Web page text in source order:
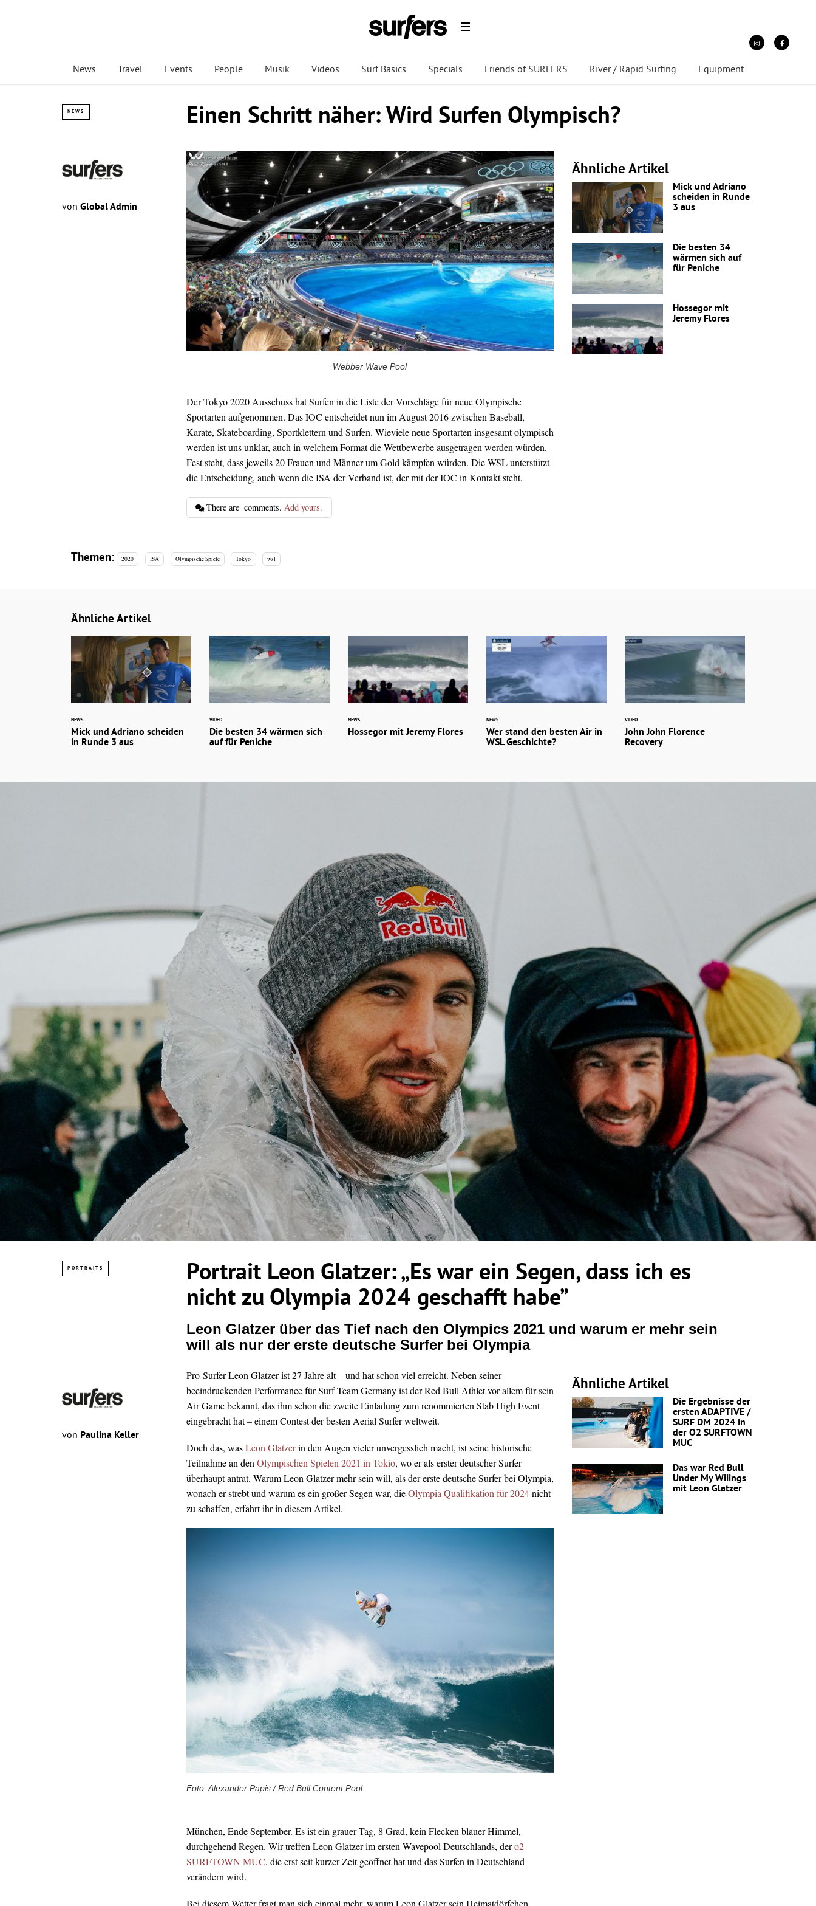
News Travel Events People Musik Videos Surf Basics Specials Friends of SURFERS River / Rapid Surfing Equipment
NEWS Einen Schritt näher: Wird Surfen Olympisch?
von Global Admin
Webber Wave Pool
Der Tokyo 2020 Ausschuss hat Surfen in die Liste der Vorschläge für neue Olympische
Sportarten aufgenommen. Das IOC entscheidet nun im August 2016 zwischen Baseball,
Karate, Skateboarding, Sportklettern und Surfen. Wieviele neue Sportarten insgesamt olympisch
werden ist uns unklar, auch in welchem Format die Wettbewerbe ausgetragen werden würden.
Fest steht, dass jeweils 20 Frauen und Männer um Gold kämpfen würden. Die WSL unterstützt
die Entscheidung, auch wenn die ISA der Verband ist, der mit der IOC in Kontakt steht.
Ähnliche Artikel
Mick und Adriano
scheiden in Runde
3 aus
Die besten 34
wärmen sich auf
für Peniche
Hossegor mit
Jeremy Flores
There are comments.Add yours.
Themen: 2020 ISA Olympische Spiele Tokyo wsl
Ähnliche Artikel
NEWS
Mick und Adriano scheiden
in Runde 3 aus
VIDEO
Die besten 34 wärmen sich
auf für Peniche
NEWS
Hossegor mit Jeremy Flores
NEWS
Wer stand den besten Air in
WSL Geschichte?
VIDEO
John John Florence
Recovery
PORTRAITS
Portrait Leon Glatzer: „Es war ein Segen, dass ich es
nicht zu Olympia 2024 geschafft habe”
Leon Glatzer über das Tief nach den Olympics 2021 und warum er mehr sein
will als nur der erste deutsche Surfer bei Olympia
von Paulina Keller
Pro-Surfer Leon Glatzer ist 27 Jahre alt – und hat schon viel erreicht. Neben seiner
beeindruckenden Performance für Surf Team Germany ist der Red Bull Athlet vor allem für sein
Air Game bekannt, das ihm schon die zweite Einladung zum renommierten Stab High Event
eingebracht hat – einem Contest der besten Aerial Surfer weltweit.
Doch das, wasLeon Glatzerin den Augen vieler unvergesslich macht, ist seine historische
Teilnahme an denOlympischen Spielen 2021 in Tokio, wo er als erster deutscher Surfer
überhaupt antrat. Warum Leon Glatzer mehr sein will, als der erste deutsche Surfer bei Olympia,
wonach er strebt und warum es ein großer Segen war, dieOlympia Qualifikation für 2024nicht
zu schaffen, erfahrt ihr in diesem Artikel.
Foto: Alexander Papis / Red Bull Content Pool
Ähnliche Artikel
Die Ergebnisse der
ersten ADAPTIVE /
SURF DM 2024 in
der O2 SURFTOWN
MUC
Das war Red Bull
Under My Wiiings
mit Leon Glatzer
München, Ende September. Es ist ein grauer Tag, 8 Grad, kein Flecken blauer Himmel,
durchgehend Regen. Wir treffen Leon Glatzer im ersten Wavepool Deutschlands, dero2
SURFTOWN MUC, die erst seit kurzer Zeit geöffnet hat und das Surfen in Deutschland
verändern wird.
Bei diesem Wetter fragt man sich einmal mehr, warum Leon Glatzer sein Heimatdörfchen